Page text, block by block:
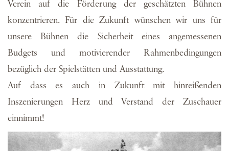
Verein auf die Förderung der geschätzten Bühnen
konzentrieren. Für die Zukunft wünschen wir uns für
unsere Bühnen die Sicherheit eines angemessenen
Budgets und motivierender Rahmenbedingungen
bezüglich der Spielstätten und Ausstattung.
Auf dass es auch in Zukunft mit hinreißenden
Inszenierungen Herz und Verstand der Zuschauer
einnimmt!